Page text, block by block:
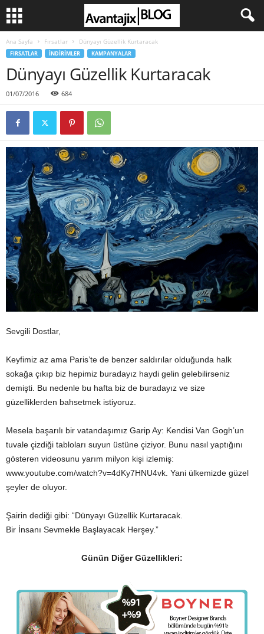
Ana Sayfa Fırsatlar Dünyayı Güzellik Kurtaracak
FIRSATLAR İNDIRIMLER KAMPANYALAR
Dünyayı Güzellik Kurtaracak
01/07/2016 684
Sevgili Dostlar,
Keyfimiz az ama Paris’te de benzer saldırılar olduğunda halk
sokağa çıkıp biz hepimiz buradayız haydi gelin gelebilirseniz
demişti. Bu nedenle bu hafta biz de buradayız ve size
güzelliklerden bahsetmek istiyoruz.
Mesela başarılı bir vatandaşımız Garip Ay: Kendisi Van Gogh’un
tuvale çizdiği tabloları suyun üstüne çiziyor. Bunu nasıl yaptığını
gösteren videosunu yarım milyon kişi izlemiş:
www.youtube.com/watch?v=4dKy7HNU4vk. Yani ülkemizde güzel
şeyler de oluyor.
Şairin dediği gibi: “Dünyayı Güzellik Kurtaracak.
Bir İnsanı Sevmekle Başlayacak Herşey.”
Günün Diğer Güzellikleri: